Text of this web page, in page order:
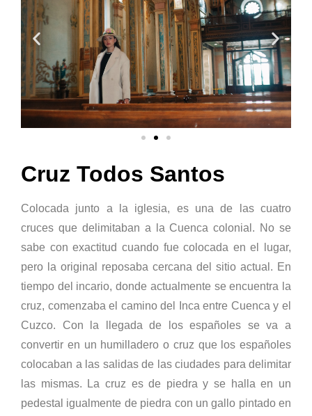
Cruz Todos Santos
Colocada junto a la iglesia, es una de las cuatro
cruces que delimitaban a la Cuenca colonial. No se
sabe con exactitud cuando fue colocada en el lugar,
pero la original reposaba cercana del sitio actual. En
tiempo del incario, donde actualmente se encuentra la
cruz, comenzaba el camino del Inca entre Cuenca y el
Cuzco. Con la llegada de los españoles se va a
convertir en un humilladero o cruz que los españoles
colocaban a las salidas de las ciudades para delimitar
las mismas. La cruz es de piedra y se halla en un
pedestal igualmente de piedra con un gallo pintado en